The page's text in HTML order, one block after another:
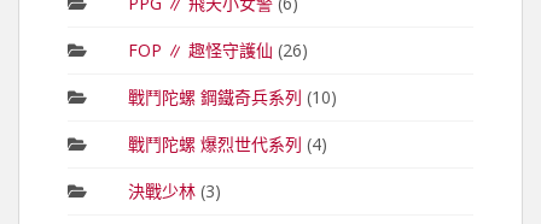
FOP ∥ 趣怪守護仙 (26)
戰鬥陀螺 鋼鐵奇兵系列 (10)
戰鬥陀螺 爆烈世代系列 (4)
決戰少林(3)